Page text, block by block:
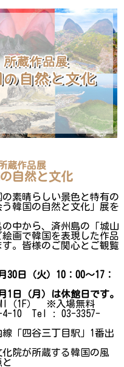
蔵作品展
自然と文化
素晴らしい景色と特有の
韓国の自然と文化」展を
中から、済州島の「城山
画で韓国を表現した作品
。皆様のご関心とご観覧
日（火）10：00～17：
月）は休館日です。
（1F） ※入場無料
Tel : 03-3357-
「四谷三丁目駅」1番出
院が所蔵する韓国の風